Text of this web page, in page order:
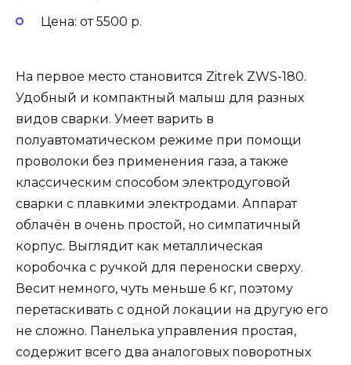
Цена: от 5500 р.
На первое место становится Zitrek ZWS-180.
Удобный и компактный малыш для разных
видов сварки. Умеет варить в
полуавтоматическом режиме при помощи
проволоки без применения газа, а также
классическим способом электродуговой
сварки с плавкими электродами. Аппарат
облачён в очень простой, но симпатичный
корпус. Выглядит как металлическая
коробочка с ручкой для переноски сверху.
Весит немного, чуть меньше 6 кг, поэтому
перетаскивать с одной локации на другую его
не сложно. Панелька управления простая,
содержит всего два аналоговых поворотных